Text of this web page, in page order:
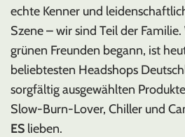
echte Kenner und
Szene – wir sind Teil der
grünen Freunden begann, ist
beliebtesten Headshops
sorgfältig ausgewählten
Slow-Burn-Lover, Chiller und
ES lieben.